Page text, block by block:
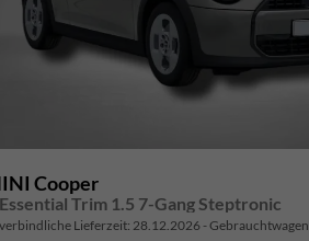
Cooper
Trim 1.5 7-Gang Steptronic
Lieferzeit: 28.12.2026 Gebrauchtwagen